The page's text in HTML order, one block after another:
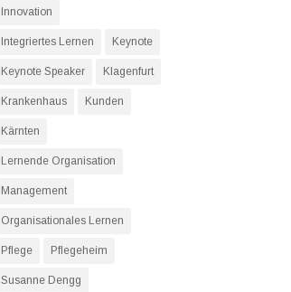
Innovation
Integriertes Lernen Keynote
Keynote Speaker Klagenfurt
Krankenhaus Kunden
Kärnten
Lernende Organisation
Management
Organisationales Lernen
Pflege Pflegeheim
Susanne Dengg